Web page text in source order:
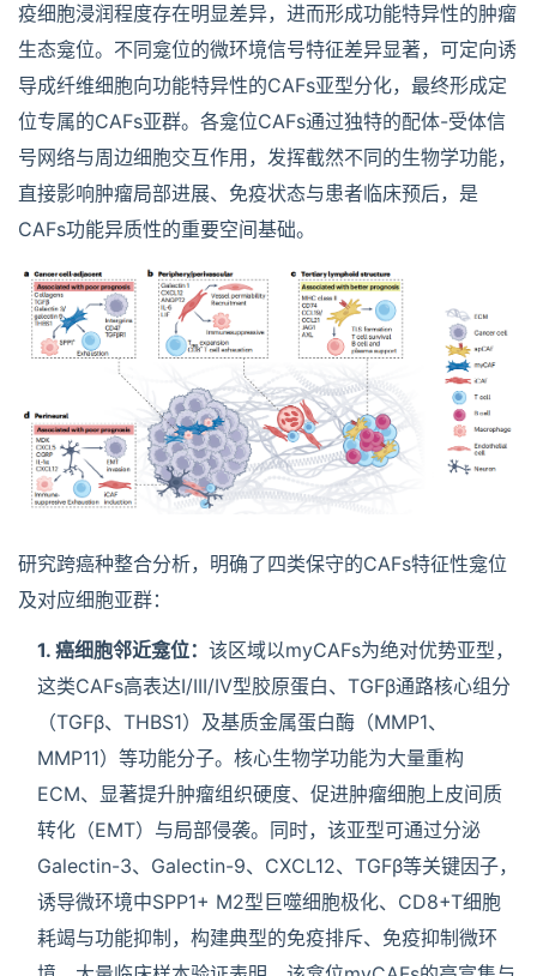
疫细胞浸润程度存在明显差异，进而形成功能特异性的肿瘤
生态龛位。不同龛位的微环境信号特征差异显著，可定向诱
导成纤维细胞向功能特异性的CAFs亚型分化，最终形成定
位专属的CAFs亚群。各龛位CAFs通过独特的配体-受体信
号网络与周边细胞交互作用，发挥截然不同的生物学功能，
直接影响肿瘤局部进展、免疫状态与患者临床预后，是
CAFs功能异质性的重要空间基础。
研究跨癌种整合分析，明确了四类保守的CAFs特征性龛位
及对应细胞亚群：
1. 癌细胞邻近龛位： 该区域以myCAFs为绝对优势亚型，
这类CAFs高表达I/III/IV型胶原蛋白、TGFβ通路核心组分
（TGFβ、THBS1）及基质金属蛋白酶（MMP1、
MMP11）等功能分子。核心生物学功能为大量重构
ECM、显著提升肿瘤组织硬度、促进肿瘤细胞上皮间质
转化（EMT）与局部侵袭。同时，该亚型可通过分泌
Galectin-3、Galectin-9、CXCL12、TGFβ等关键因子，
诱导微环境中SPP1+ M2型巨噬细胞极化、CD8+T细胞
耗竭与功能抑制，构建典型的免疫排斥、免疫抑制微环